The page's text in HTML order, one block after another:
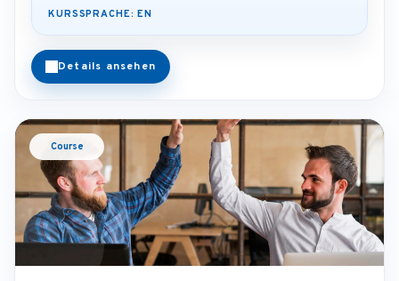
KURSSPRACHE: EN
Details ansehen
Course